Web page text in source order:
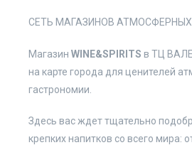
СЕТЬ МАГАЗИНОВ
Магазин WINE&SPIRITS в ТЦ
на карте города для ценителей
гастрономии.
Здесь вас ждет тщательно
крепких напитков со всего мира: